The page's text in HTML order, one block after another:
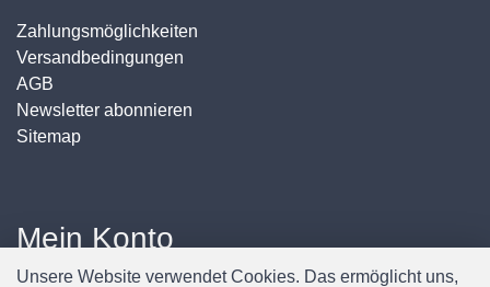
Zahlungsmöglichkeiten
Versandbedingungen
AGB
Newsletter abonnieren
Sitemap
Mein Konto
Unsere Website verwendet Cookies. Das ermöglicht uns,